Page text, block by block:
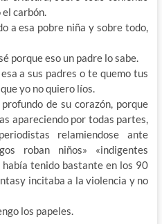
carbón.
a esa pobre niña y sobre todo,
porque eso un padre lo sabe.
a sus padres o te quemo tus
yo no quiero líos.
de su corazón, porque
apareciendo por todas partes,
relamiendose ante
roban niños» «indigentes
tenido bastante en los 90
incitaba a la violencia y no
los papeles.